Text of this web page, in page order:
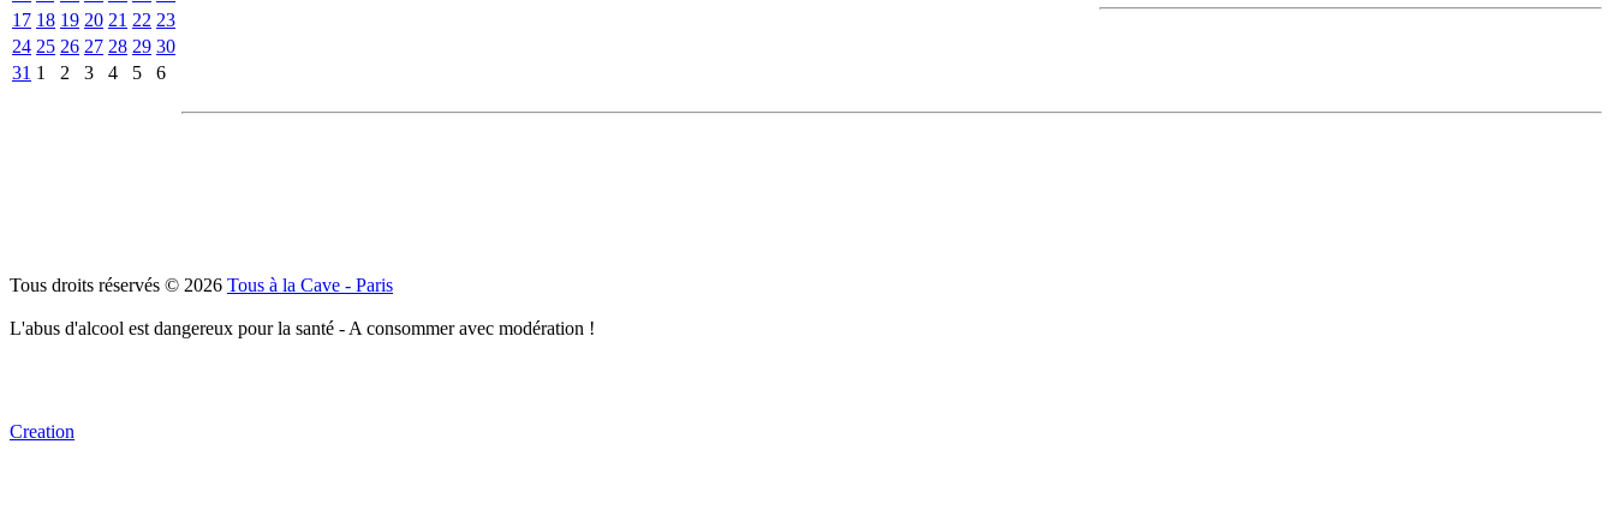
17 18 19 20 21 22 23
24 25 26 27 28 29 30
31 1 2 3 4 5 6
Tous droits réservés © 2026 Tous à la Cave - Paris
L'abus d'alcool est dangereux pour la santé - A consommer avec modération !
Creation